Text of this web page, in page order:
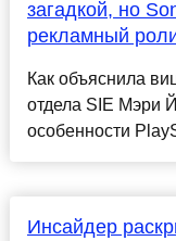
загадкой, но
рекламный
Как объяснила
отдела SIE Мэри
особенности
Инсайдер